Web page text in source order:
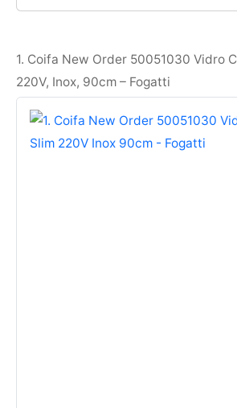
1. Coifa New Order 50051030 Vidro
220V, Inox, 90cm – Fogatti